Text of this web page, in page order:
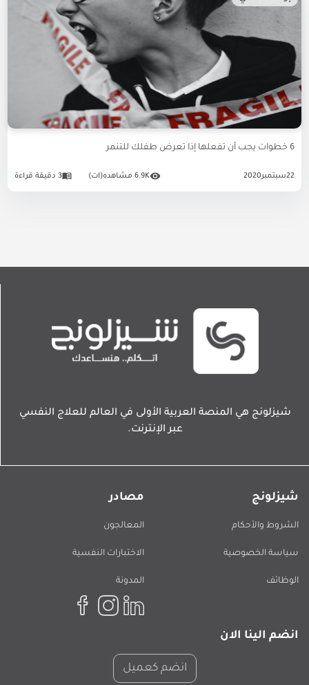
6 خطوات يجب أن تفعلها إذا تعرض طفلك للتنمر
22سبتمبر2020 6.9K مشاهده(ات) 3 دقيقة قراءة
شيزلونج هي المنصة العربية الأولى في العالم للعلاج النفسي
عبر الإنترنت.
شيزلونج
الشروط والأحكام
سياسة الخصوصية
الوظائف
مصادر
المعالجون
الاختبارات النفسية
المدونة
انضم الينا الان
انضم كعميل